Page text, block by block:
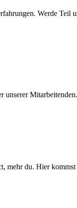
Werde Teil
mehr du. Hier